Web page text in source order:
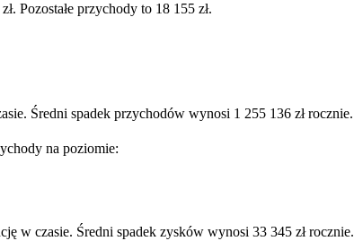
Pozostałe przychody to 18 155 zł.
Średni spadek przychodów wynosi 1 255 136 zł rocznie.
na poziomie:
w czasie. Średni spadek zysków wynosi 33 345 zł rocznie.